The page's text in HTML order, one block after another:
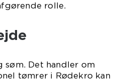
rolle.
søm. Det handler om
tømrer i Rødekro kan